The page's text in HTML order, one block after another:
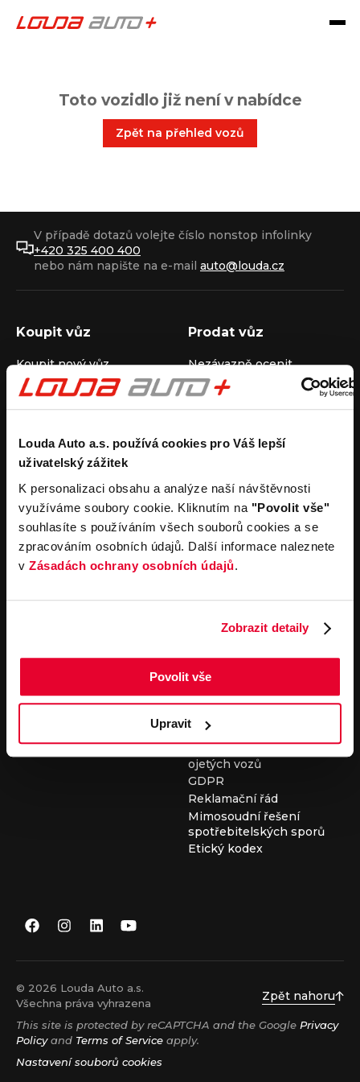
Louda Auto a.s. používá cookies pro Váš lepší
uživatelský zážitek
K personalizaci obsahu a analýze naší návštěvnosti
využíváme soubory cookie. Kliknutím na "Povolit vše"
souhlasíte s používáním všech souborů cookies a se
zpracováním osobních údajů. Další informace naleznete
v Zásadách ochrany osobních údajů.
Zobrazit detaily
Povolit vše
Upravit
Toto vozidlo již není v nabídce
Zpět na přehled vozů
V případě dotazů volejte číslo nonstop infolinky
+420 325 400 400
nebo nám napište na e-mail auto@louda.cz
Koupit vůz
Koupit nový vůz
Koupit ojetý vůz
Koupit užitkový vůz
Prodat vůz
Nezávazně ocenit
Průběh výkupu vozu
Pronájem
Carsharing
Autopůjčovna
Operativní leasing
Společnost
Louda Auto+ Poděbrady
Obytné vozy
Novinky
Kariéra
Servisní služby
Servis
Důležité odkazy
Cookies
Všeobecné obchodní
podmínky pro online
vozidel
Všeobecné obchodní
podmínky pro provádění
servisních prací
Všeobecné obchodní
podmínky při nákupu
ojetých vozů
GDPR
Reklamační řád
Mimosoudní řešení
spotřebitelských sporů
Etický kodex
© 2026 Louda Auto a.s.
Všechna práva vyhrazena
Zpět nahoru
This site is protected by reCAPTCHA and the Google Privacy
Policyand Terms of Service apply.
Nastavení souborů cookies